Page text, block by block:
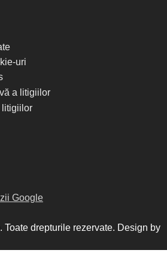
uri
Google
. Toate drepturile rezervate. Design by